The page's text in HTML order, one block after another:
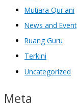
Mutiara Qur'ani
News and Event
Ruang Guru
Terkini
Uncategorized
Meta